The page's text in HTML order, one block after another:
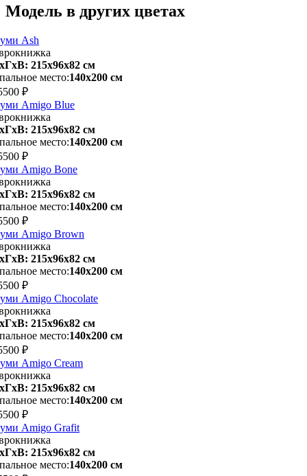
Модель в других цветах
Ash
215х96x82 см
место:140х200 см
₽
Amigo Blue
215х96x82 см
место:140х200 см
₽
Amigo Bone
215х96x82 см
место:140х200 см
₽
Amigo Brown
215х96x82 см
место:140х200 см
₽
Amigo Chocolate
215х96x82 см
место:140х200 см
₽
Amigo Cream
215х96x82 см
место:140х200 см
₽
Amigo Grafit
215х96x82 см
место:140х200 см